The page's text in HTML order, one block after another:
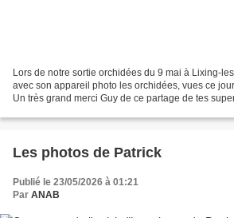
Lors de notre sortie orchidées du 9 mai à Lixing-
avec son appareil photo les orchidées, vues ce
Un très grand merci Guy de ce partage de tes
Les photos de Patrick
Publié le 23/05/2026 à 01:21
Par ANAB